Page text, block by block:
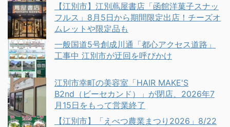
【江別市】江別蔦屋書店「函館洋菓子スナッ
フルス」8月5日から期間限定出店！チーズオ
ムレットや限定品も
一般国道5号創成川通「都心アクセス道路」
工事中 江別市が迂回を呼びかけ
江別市幸町の美容室「HAIR MAKE'S
B2nd（ビーセカンド）」が閉店、2026年7
月15日をもって営業終了
【江別市】「えべつ農業まつり2026」8/22